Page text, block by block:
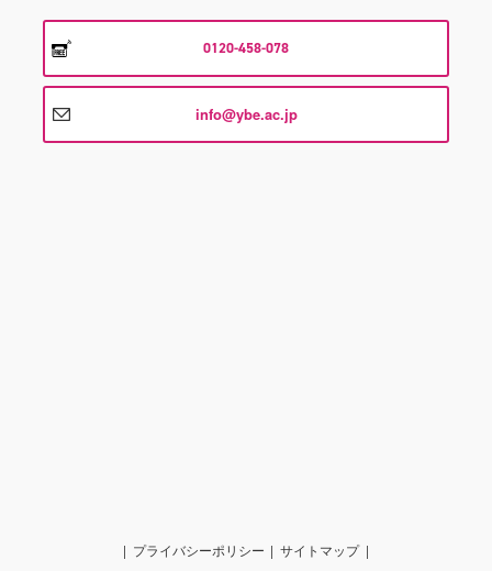
0120-458-078
info@ybe.ac.jp
プライバシーポリシー サイトマップ